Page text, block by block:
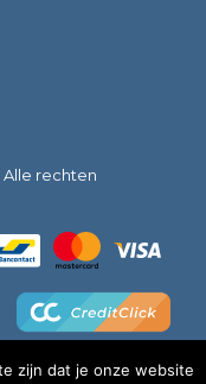
rechten
zijn dat je onze website